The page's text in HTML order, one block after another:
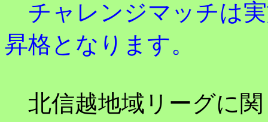
チャレンジマッチは
昇格となります。
北信越地域リーグに関